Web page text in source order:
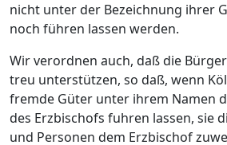
nicht unter der Bezeichnung ihrer
noch führen lassen werden.
Wir verordnen auch, daß die
treu unterstützen, so daß, wenn
fremde Güter unter ihrem Namen
des Erzbischofs fuhren lassen, sie
und Personen dem Erzbischof